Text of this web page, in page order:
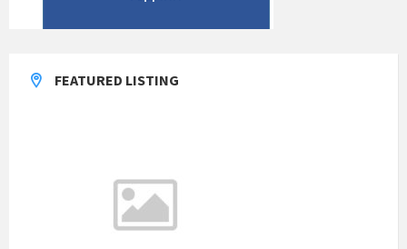
FEATURED LISTING